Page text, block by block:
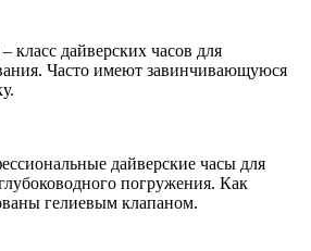
– класс дайверских часов для
Часто имеют завинчивающуюся
дайверские часы для
погружения. Как
гелиевым клапаном.